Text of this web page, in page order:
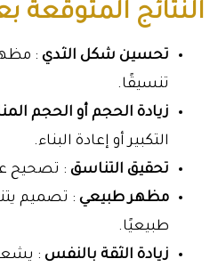
النتائج المتوقعة
تحسين شكل الثدي :
تنسيقًا.
زيادة الحجم أو الحجم
التكبير أو إعادة البناء.
تحقيق التناسق : تصحيح
مظهر طبيعي : تصميم
طبيعيًا.
زيادة الثقة بالنفس :